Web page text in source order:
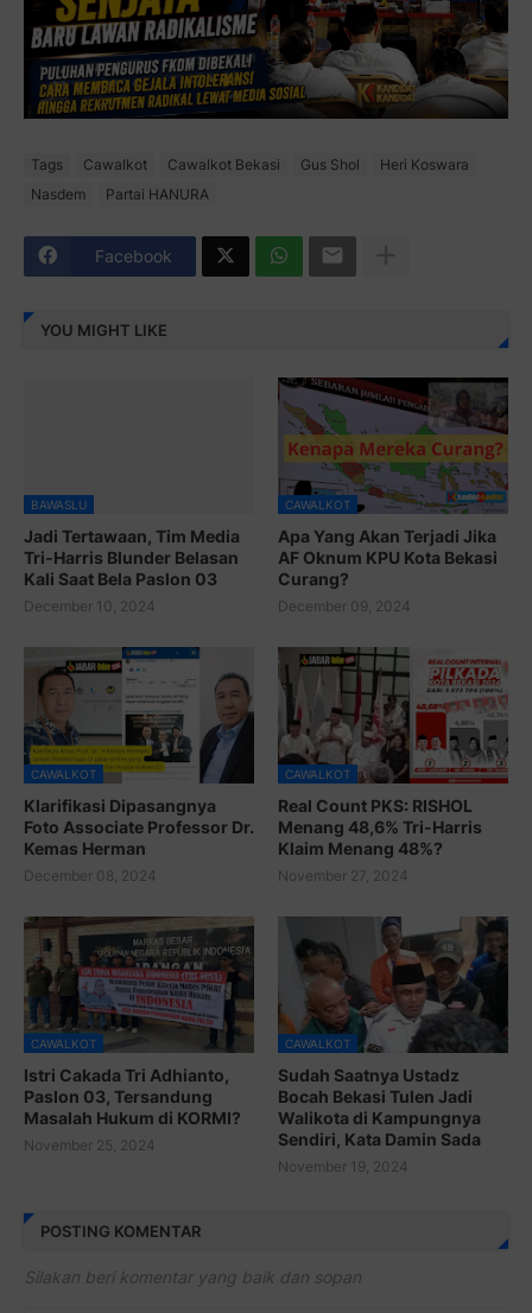
Tags Cawalkot Cawalkot Bekasi Gus Shol
Heri Koswara
Nasdem
Partai HANURA
Facebook
YOU MIGHT LIKE
BAWASLU
Jadi Tertawaan, Tim Media
Tri-Harris Blunder Belasan
Kali Saat Bela Paslon 03
December 10, 2024
CAWALKOT
Apa Yang Akan Terjadi Jika
AF Oknum KPU Kota Bekasi
Curang?
December 09, 2024
CAWALKOT
Klarifikasi Dipasangnya
Foto Associate Professor Dr.
Kemas Herman
December 08, 2024
CAWALKOT
Real Count PKS: RISHOL
Menang 48,6% Tri-Harris
Klaim Menang 48%?
November 27, 2024
CAWALKOT
Istri Cakada Tri Adhianto,
Paslon 03, Tersandung
Masalah Hukum di KORMI?
November 25, 2024
CAWALKOT
Sudah Saatnya Ustadz
Bocah Bekasi Tulen Jadi
Walikota di Kampungnya
Sendiri, Kata Damin Sada
November 19, 2024
POSTING KOMENTAR
Silakan beri komentar yang baik dan sopan